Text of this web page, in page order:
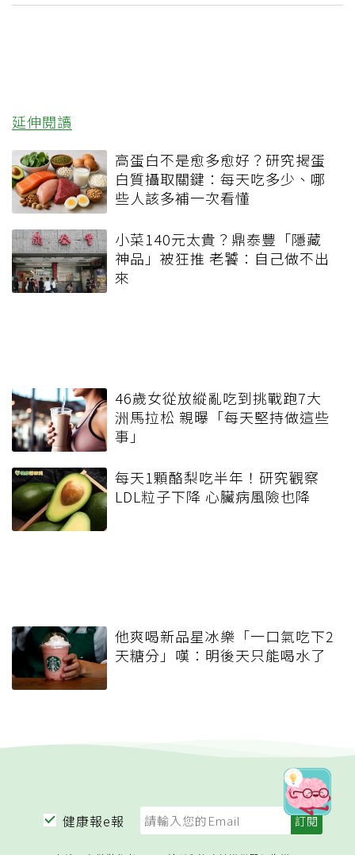
延伸閱讀
高蛋白不是愈多愈好？研究揭蛋
白質攝取關鍵：每天吃多少、哪
些人該多補一次看懂
小菜140元太貴？鼎泰豐「隱藏
神品」被狂推 老饕：自己做不出
來
46歲女從放縱亂吃到挑戰跑7大
洲馬拉松 親曝「每天堅持做這些
事」
每天1顆酪梨吃半年！研究觀察
LDL粒子下降 心臟病風險也降
他爽喝新品星冰樂「一口氣吃下2
天糖分」嘆：明後天只能喝水了
健康報e報